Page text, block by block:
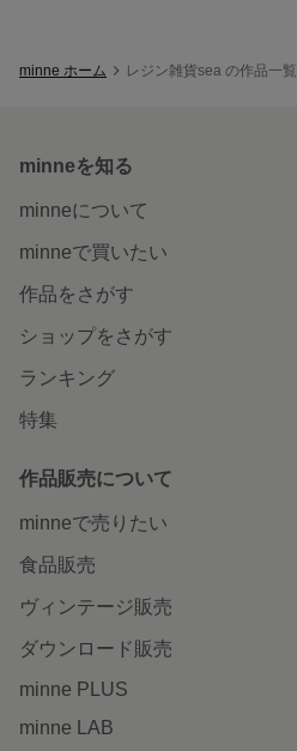
minne ホーム レジン雑貨sea の作品一覧
minneを知る
minneについて
minneで買いたい
作品をさがす
ショップをさがす
ランキング
特集
作品販売について
minneで売りたい
食品販売
ヴィンテージ販売
ダウンロード販売
minne PLUS
minne LAB